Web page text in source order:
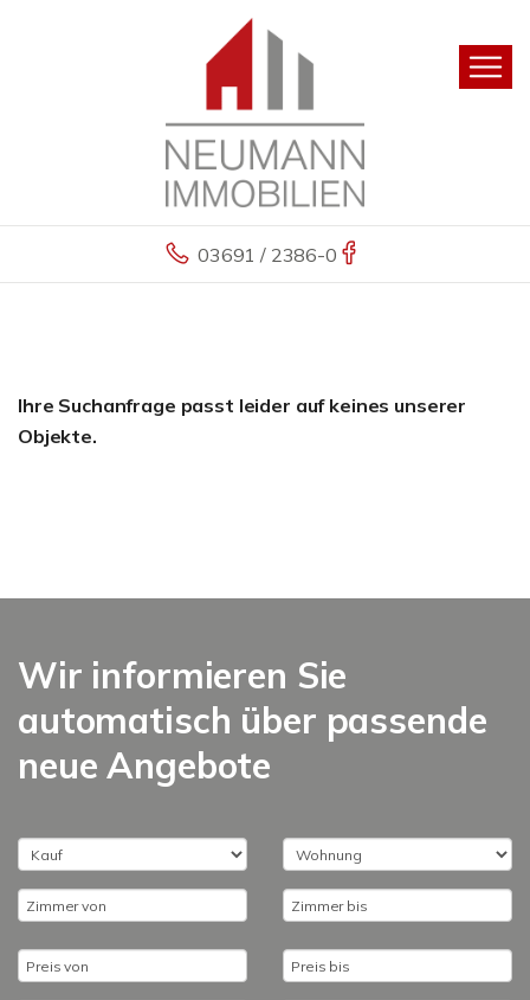
03691 / 2386-0
Ihre Suchanfrage passt leider auf keines unserer
Objekte.
Wir informieren Sie
automatisch über passende
neue Angebote